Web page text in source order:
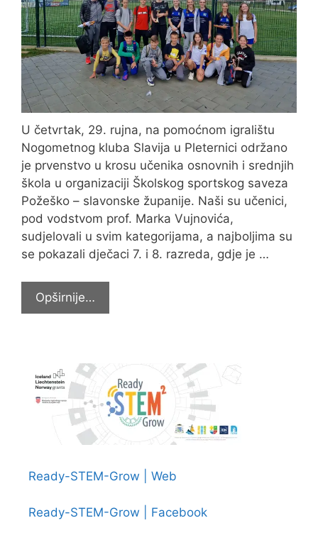
U četvrtak, 29. rujna, na pomoćnom igralištu
Nogometnog kluba Slavija u Pleternici održano
je prvenstvo u krosu učenika osnovnih i srednjih
škola u organizaciji Školskog sportskog saveza
Požeško – slavonske županije. Naši su učenici,
pod vodstvom prof. Marka Vujnovića,
sudjelovali u svim kategorijama, a najboljima su
se pokazali dječaci 7. i 8. razreda, gdje je …
Opširnije…
ove
na
državno
Natjecanje
kros
Ready-STEM-Grow | Web
Ready-STEM-Grow | Facebook